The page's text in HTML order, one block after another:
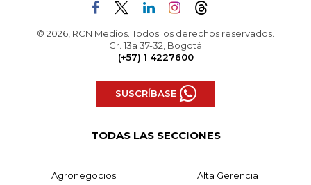
© 2026, RCN Medios. Todos los derechos reservados.
Cr. 13a 37-32, Bogotá
(+57) 1 4227600
SUSCRÍBASE
TODAS LAS SECCIONES
Agronegocios Alta Gerencia